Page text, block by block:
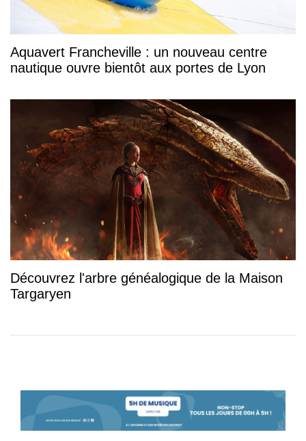
Aquavert Francheville : un nouveau centre
nautique ouvre bientôt aux portes de Lyon
Découvrez l'arbre généalogique de la Maison
Targaryen